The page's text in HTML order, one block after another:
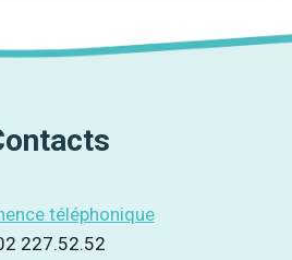
téléphonique
227.52.52